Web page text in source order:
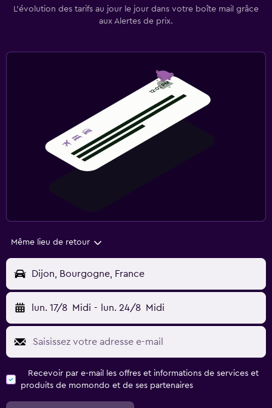
L’évolution des tarifs au jour le jour dans votre boîte mail grâce
aux Alertes de prix.
Même lieu de retour
Dijon, Bourgogne, France
lun. 17/8 Midi - lun. 24/8 Midi
Recevoir par e-mail les offres et informations de services et
produits de momondo et de ses partenaires